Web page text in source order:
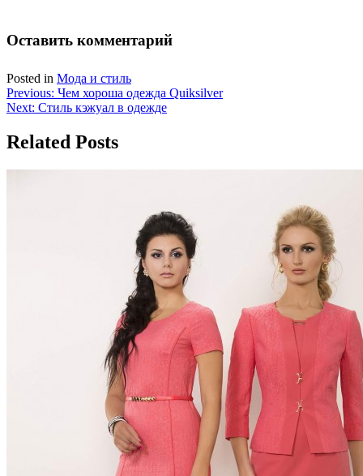
Оставить комментарий
Posted in Мода и стиль
Навигация
по
записям
Previous: Чем хороша одежда Quiksilver
Next: Стиль кэжуал в одежде
Related Posts